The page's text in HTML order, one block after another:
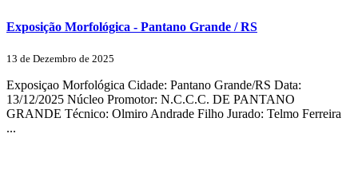
Exposição Morfológica - Pantano Grande / RS
13 de Dezembro de 2025
Exposiçao Morfológica Cidade: Pantano Grande/RS Data:
13/12/2025 Núcleo Promotor: N.C.C.C. DE PANTANO
GRANDE Técnico: Olmiro Andrade Filho Jurado: Telmo Ferreira
...